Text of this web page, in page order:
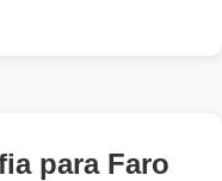
para Faro